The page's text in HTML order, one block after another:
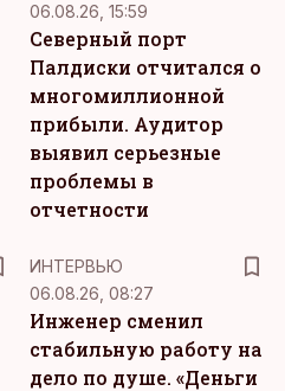
06.08.26, 15:59
Северный порт
Палдиски отчитался о
многомиллионной
прибыли. Аудитор
выявил серьезные
проблемы в
отчетности
ИНТЕРВЬЮ
06.08.26, 08:27
Инженер сменил
стабильную работу на
дело по душе. «Деньги